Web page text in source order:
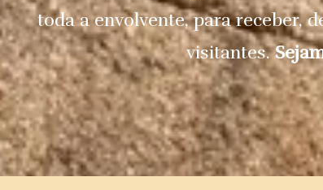
toda a envolvente, para receber,
visitantes.